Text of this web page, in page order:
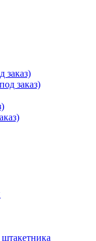
заказ)
заказ)